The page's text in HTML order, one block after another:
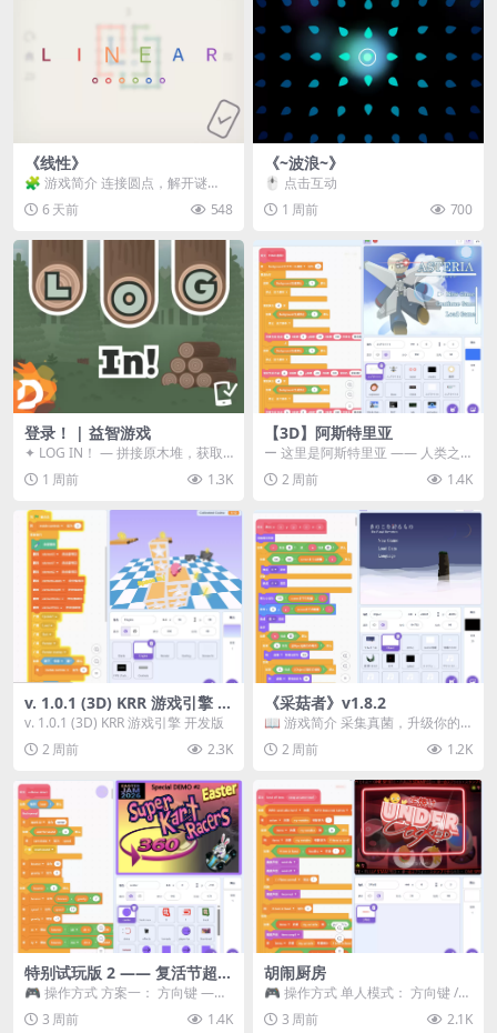
《线性》
🧩 游戏简介 连接圆点，解开谜
题。 ⚠️ 重要提示 所有关卡均可通
关，请确保使用...
6 天前 548
《~波浪~》
🖱️ 点击互动
1 周前
700
登录！ | 益智游戏
✦ LOG IN！ — 拼接原木堆，获取
分数！ ᑕ☲◎ ᑕ☲◎ ᑕ☲◎ ᑕ☲◎ ...
1 周前 1.3K
【3D】阿斯特里亚
ー 这里是阿斯特里亚 —— 人类之
罪与未来希望交汇之地 📖 游戏简
介 《阿斯特里...
2 周前 1.4K
v. 1.0.1 (3D) KRR 游戏引擎 开
发版
v. 1.0.1 (3D) KRR 游戏引擎 开发版
2 周前
2.3K
《采菇者》v1.8.2
📖 游戏简介 采集真菌，升级你的
机体，并前往未知领域探索。 这是
一款静谧的探索冒...
2 周前 1.2K
特别试玩版 2 —— 复活节超级
卡丁车赛
🎮 操作方式 方案一： 方向键 ——
移动 Z —— 跳跃 / 漂移 方案二： ...
3 周前 1.4K
胡闹厨房
🎮 操作方式 单人模式： 方向键 /
WASD —— 移动 Z / K —— 抓...
3 周前 2.1K